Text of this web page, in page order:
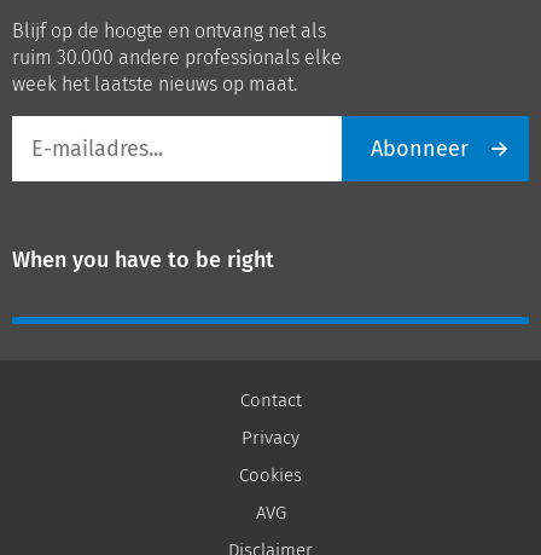
LinkedInYoutube
Blijf op de hoogte en ontvang net als
ruim 30.000 andere professionals elke
week het laatste nieuws op maat.
mailadres
Abonneer
When you have to be right
Contact
Privacy
Cookies
AVG
Disclaimer